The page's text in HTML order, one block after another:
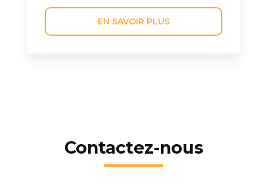
EN SAVOIR PLUS
Contactez-nous